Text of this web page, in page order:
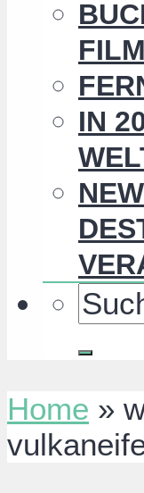
IN
Home »